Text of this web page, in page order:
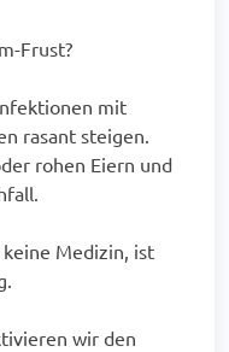
Frust?
mit
rasant steigen.
rohen Eiern und
Medizin, ist
wir den